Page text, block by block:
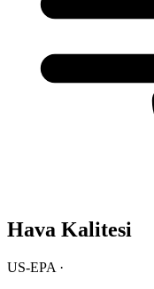
Hava Kalitesi
US-EPA ·